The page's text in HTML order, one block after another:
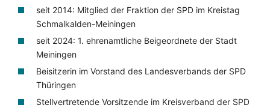
seit 2014: Mitglied der Fraktion der SPD im Kreistag
Schmalkalden-Meiningen
seit 2024: 1. ehrenamtliche Beigeordnete der Stadt
Meiningen
Beisitzerin im Vorstand des Landesverbands der SPD
Thüringen
Stellvertretende Vorsitzende im Kreisverband der SPD